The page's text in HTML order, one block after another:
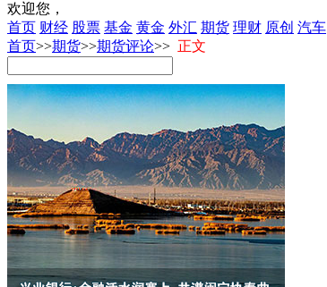
欢迎您，
首页 财经 股票 基金 黄金 外汇 期货 理财 原创 汽车
首页>>期货>>期货评论>> 正文